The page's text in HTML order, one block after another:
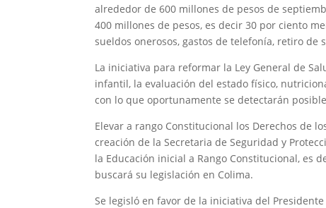
alrededor de 600 millones de pesos de
400 millones de pesos, es decir 30 por ciento
sueldos onerosos, gastos de telefonía, retiro de
La iniciativa para reformar la Ley General de
infantil, la evaluación del estado físico,
con lo que oportunamente se detectarán
Elevar a rango Constitucional los Derechos de
creación de la Secretaria de Seguridad y
la Educación inicial a Rango Constitucional, es
buscará su legislación en Colima.
Se legisló en favor de la iniciativa del